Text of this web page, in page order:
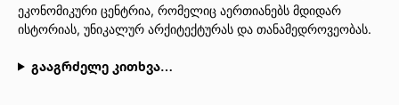
ეკონომიკური ცენტრია, რომელიც აერთიანებს მდიდარ
ისტორიას, უნიკალურ არქიტექტურას და თანამედროვეობას.
გააგრძელე კითხვა…